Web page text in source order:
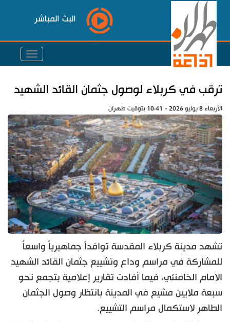
البث المباشر
ترقب في كربلاء لوصول جثمان القائد الشهيد
الأربعاء 8 يوليو 2026 - 10:41 بتوقيت طهران
تشهد مدينة كربلاء المقدسة توافداً جماهيرياً واسعاً
للمشاركة في مراسم وداع وتشييع جثمان القائد الشهيد
الامام الخامنئي، فيما أفادت تقارير إعلامية بتجمع نحو
سبعة ملايين مشيع في المدينة بانتظار وصول الجثمان
الطاهر لاستكمال مراسم التشييع.